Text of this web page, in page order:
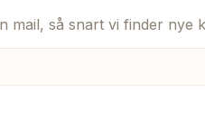
mail, så snart vi finder nye